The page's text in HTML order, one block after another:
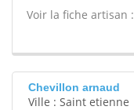
Voir la fiche artisan :
Chevillon arnaud
Ville : Saint etienne